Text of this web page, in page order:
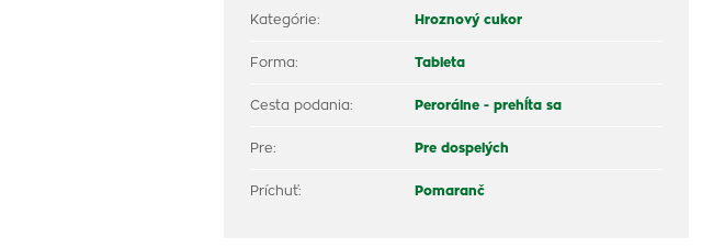
Kategórie: Hroznový cukor
Forma: Tableta
Cesta podania: Perorálne - prehĺta sa
Pre: Pre dospelých
Príchuť: Pomaranč